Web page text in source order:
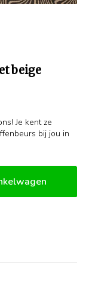
beige
Je kent ze
bij jou in